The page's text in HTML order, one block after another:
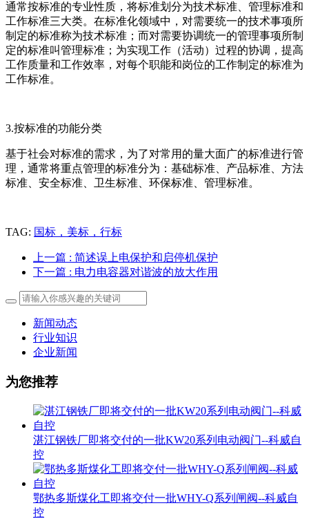
通常按标准的专业性质，将标准划分为技术标准、管理标准和
工作标准三大类。在标准化领域中，对需要统一的技术事项所
制定的标准称为技术标准；而对需要协调统一的管理事项所制
定的标准叫管理标准；为实现工作（活动）过程的协调，提高
工作质量和工作效率，对每个职能和岗位的工作制定的标准为
工作标准。
3.按标准的功能分类
基于社会对标准的需求，为了对常用的量大面广的标准进行管
理，通常将重点管理的标准分为：基础标准、产品标准、方法
标准、安全标准、卫生标准、环保标准、管理标准。
TAG: 国标，美标，行标
上一篇 : 简述误上电保护和启停机保护
下一篇 : 电力电容器对谐波的放大作用
新闻动态
行业知识
企业新闻
为您推荐
湛江钢铁厂即将交付的一批KW20系列电动阀门--科威自
控
鄂热多斯煤化工即将交付一批WHY-Q系列闸阀--科威自
控